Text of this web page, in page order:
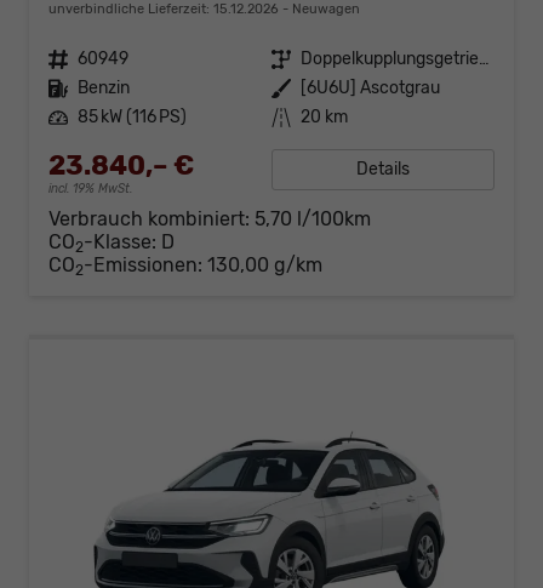
unverbindliche Lieferzeit: 15.12.2026 Neuwagen
Fahrzeugnr. 60949 Getriebe
Doppelkupplungsgetriebe (DSG)
Kraftstoff Benzin Außenfarbe
[6U6U] Ascotgrau
Leistung 85 kW (116 PS) Kilometerstand 20 km
23.840,– €
incl. 19% MwSt.
Details
Verbrauch kombiniert: 5,70 l/100km
CO2-Klasse: D
CO2-Emissionen: 130,00 g/km